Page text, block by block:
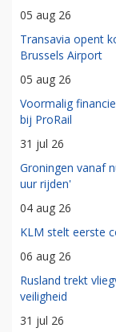
05 aug 26
Transavia opent
Brussels Airport
05 aug 26
Voormalig
bij ProRail
31 jul 26
Groningen vanaf
uur rijden'
04 aug 26
KLM stelt eerste
06 aug 26
Rusland trekt
veiligheid
31 jul 26